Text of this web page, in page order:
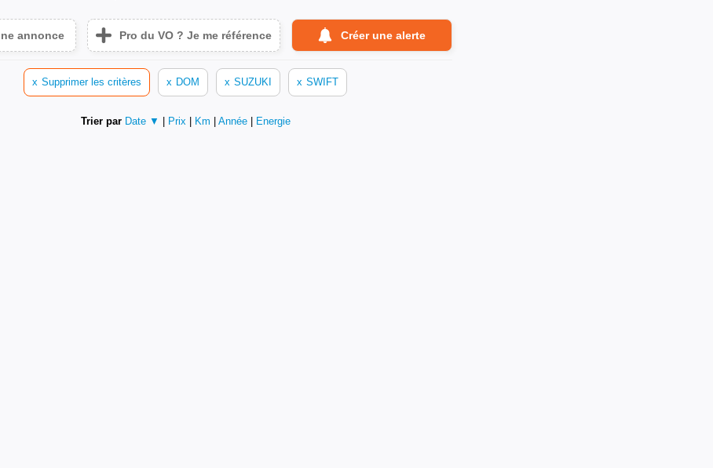
annonce Pro du VO ? Je me référence Créer une alerte
x Supprimer les critères x DOM x SUZUKI x SWIFT
Trier par Date ▼ Prix Km Année Energie